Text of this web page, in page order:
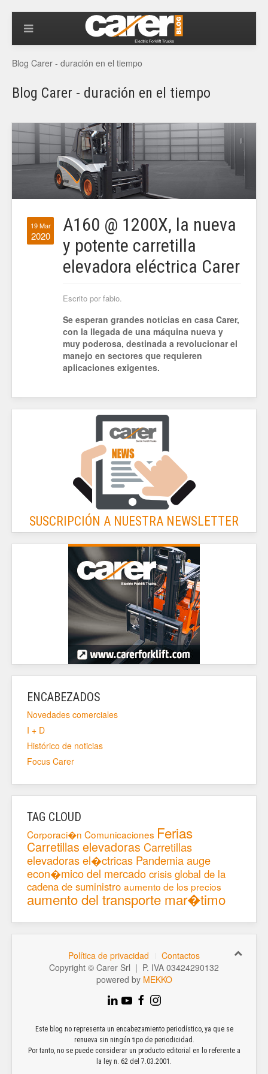
Blog Carer - duración en el tiempo
Blog Carer - duración en el tiempo
19 Mar
2020
A160 @ 1200X, la nueva
y potente carretilla
elevadora eléctrica Carer
Escrito por fabio.
Se esperan grandes noticias en casa Carer,
con la llegada de una máquina nueva y
muy poderosa, destinada a revolucionar el
manejo en sectores que requieren
aplicaciones exigentes.
SUSCRIPCIÓN A NUESTRA NEWSLETTER
ENCABEZADOS
Novedades comerciales
I + D
Histórico de noticias
Focus Carer
TAG CLOUD
Corporaci�n Comunicaciones Ferias
Carretillas elevadoras Carretillas
elevadoras el�ctricas Pandemiaauge
econ�mico del mercado crisis global de la
cadena de suministro aumento de los precios
aumento del transporte mar�timo
Política de privacidad
Contactos
Copyright © Carer Srl | P. IVA 03424290132
powered by MEKKO
Este blog no representa un encabezamiento periodístico, ya que se
renueva sin ningún tipo de periodicidad.
Por tanto, no se puede considerar un producto editorial en lo referente a
la ley n. 62 del 7.03.2001.